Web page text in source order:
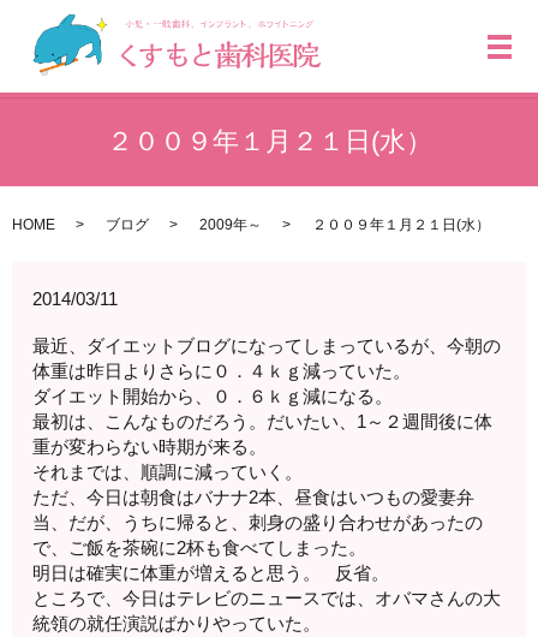
メ
２００９年１月２１日(水）
HOME ブログ 2009年～ ２００９年１月２１日(水）
2014/03/11
最近、ダイエットブログになってしまっているが、今朝の
体重は昨日よりさらに０．４ｋｇ減っていた。
ダイエット開始から、０．６ｋｇ減になる。
最初は、こんなものだろう。だいたい、1～２週間後に体
重が変わらない時期が来る。
それまでは、順調に減っていく。
ただ、今日は朝食はバナナ2本、昼食はいつもの愛妻弁
当、だが、うちに帰ると、刺身の盛り合わせがあったの
で、ご飯を茶碗に2杯も食べてしまった。
明日は確実に体重が増えると思う。 反省。
ところで、今日はテレビのニュースでは、オバマさんの大
統領の就任演説ばかりやっていた。